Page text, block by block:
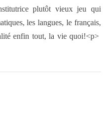
plutôt vieux jeu qui
les langues, le français,
enfin tout, la vie quoi!<p>